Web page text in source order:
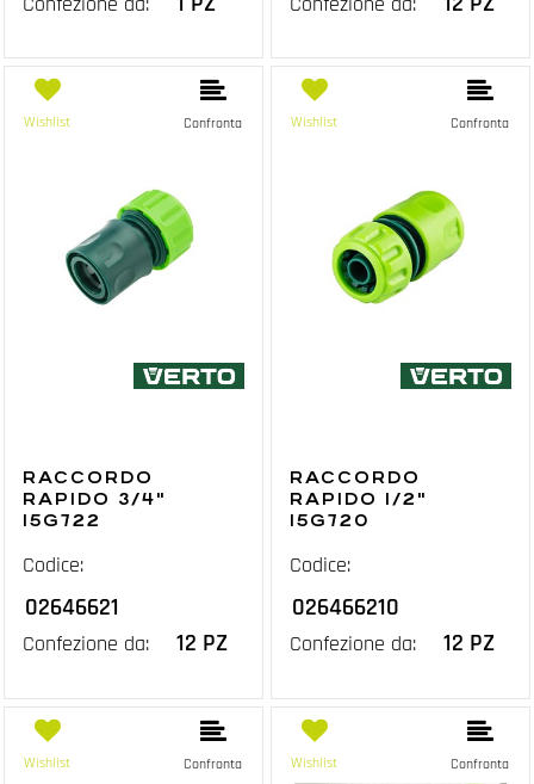
Wishlist Confronta
RACCORDO
RAPIDO 3/4"
15G722
Codice:
02646621
Confezione da: 12 PZ
Wishlist Confronta
RACCORDO
RAPIDO 1/2"
15G720
Codice:
026466210
Confezione da: 12 PZ
Wishlist Confronta Wishlist Confronta